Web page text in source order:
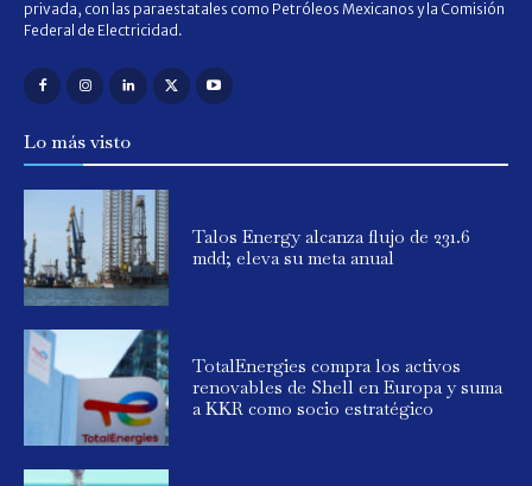
privada, con las paraestatales como Petróleos Mexicanos y la Comisión
Federal de Electricidad.
Lo más visto
Talos Energy alcanza flujo de 231.6
mdd; eleva su meta anual
TotalEnergies compra los activos
renovables de Shell en Europa y suma
a KKR como socio estratégico